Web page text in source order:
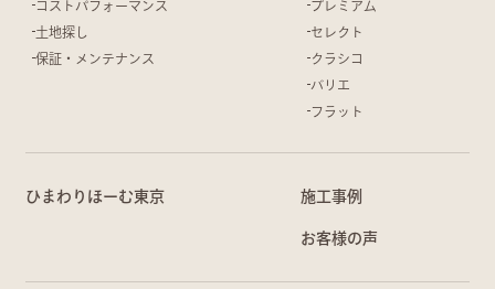
コストパフォーマンス
土地探し
保証・メンテナンス
プレミアム
セレクト
クラシコ
バリエ
フラット
ひまわりほーむ東京 施工事例
お客様の声